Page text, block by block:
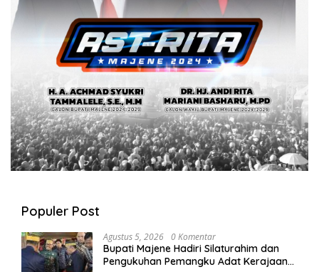
Populer Post
Agustus 5, 2026 0 Komentar
Bupati Majene Hadiri Silaturahim dan
Pengukuhan Pemangku Adat Kerajaan